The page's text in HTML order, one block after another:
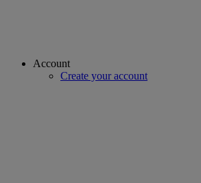
Account
Create your account